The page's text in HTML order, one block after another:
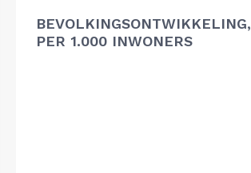
BEVOLKINGSONTWIKKELING,
PER 1.000 INWONERS